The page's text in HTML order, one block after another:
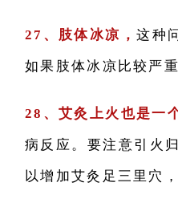
27、肢体冰凉，这种
如果肢体冰凉比较严
28、艾灸上火也是一
病反应。要注意引火
以增加艾灸足三里穴